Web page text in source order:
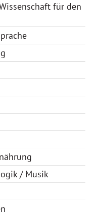
für den
/ Musik